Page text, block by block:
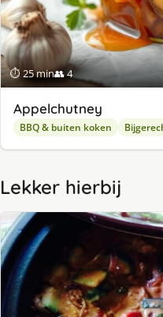
⏱ 25 min👥 4
Appelchutney
BBQ & buiten koken
Lekker hierbij